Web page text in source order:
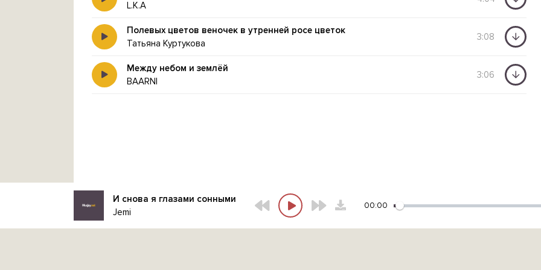
L.K.A
Полевых цветов веночек в утренней росе цветок
Татьяна Куртукова
3:08
Между небом и землёй
BAARNI
3:06
И снова я глазами сонными
Jemi
00:00